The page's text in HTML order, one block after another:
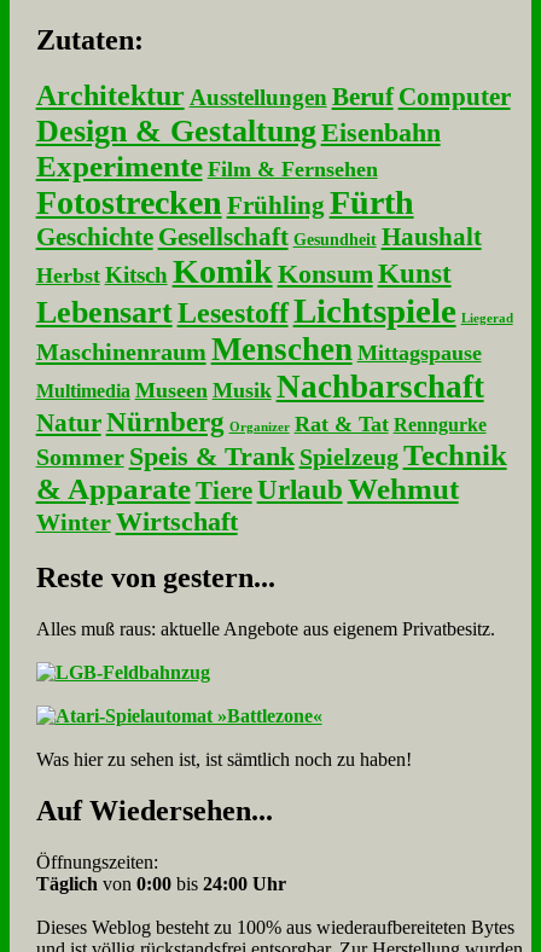
Zu­ta­ten:
Architektur Ausstellungen Beruf Computer
Design & GestaltungEisenbahn
Experimente Film & Fernsehen
Fotostrecken Frühling Fürth
Geschichte Gesellschaft Gesundheit Haushalt
Herbst Kitsch KomikKonsumKunst
LebensartLesestoffLichtspiele Liegerad
Maschinenraum Menschen Mittagspause
Multimedia Museen Musik Nachbarschaft
NaturNürnberg Organizer Rat & Tat Renngurke
Sommer Speis & Trank Spielzeug Technik
& Apparate Tiere UrlaubWehmut
Winter Wirtschaft
Re­ste von ge­stern...
Alles muß raus: aktuelle An­ge­bo­te aus eigenem Privatbesitz.
Was hier zu sehen ist, ist sämt­lich noch zu haben!
Auf Wie­der­se­hen...
Öffnungszeiten:
Täglich von 0:00bis 24:00 Uhr
Dieses Weblog besteht zu 100% aus wie­der­auf­bereite­ten Bytes